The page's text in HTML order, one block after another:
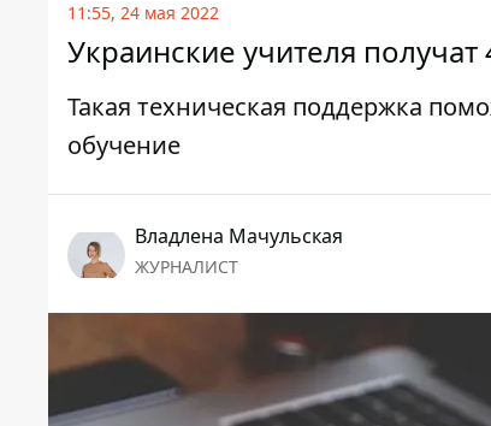
11:55, 24 мая 2022
Украинские учителя
Такая техническая поддержка
обучение
Владлена Мачульская
ЖУРНАЛИСТ